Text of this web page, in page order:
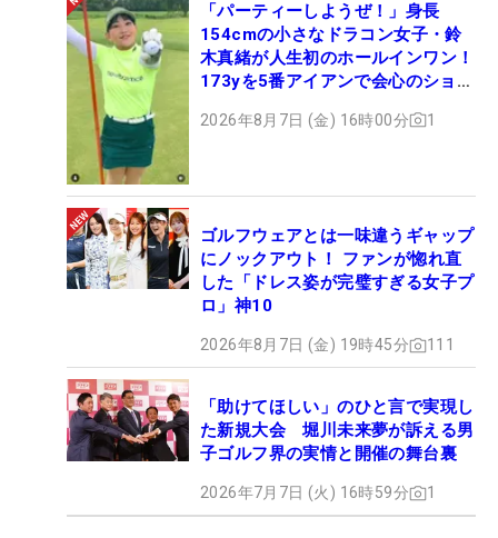
「パーティーしようぜ！」身長
154cmの小さなドラコン女子・鈴
木真緒が人生初のホールインワン！
173yを5番アイアンで会心のショッ
2026年8月7日 (金) 16時00分 1
ゴルフウェアとは一味違うギャップ
にノックアウト！ ファンが惚れ直
した「ドレス姿が完璧すぎる女子プ
ロ」神10
2026年8月7日 (金) 19時45分 111
「助けてほしい」のひと言で実現し
た新規大会 堀川未来夢が訴える男
子ゴルフ界の実情と開催の舞台裏
2026年7月7日 (火) 16時59分 1